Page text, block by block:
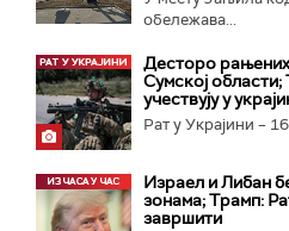
обележава...
Десторо рањених
Сумској
учествују у
Рат у Украјини –
Израел и Либан
зонама; Трамп:
завршити